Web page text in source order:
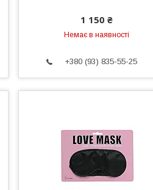
1 150 ₴
Немає в наявності
+380 (93) 835-55-25